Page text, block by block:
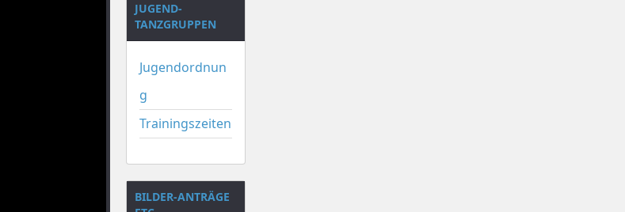
JUGEND-
TANZGRUPPEN
Jugendordnun
g
Trainingszeiten
BILDER-ANTRÄGE